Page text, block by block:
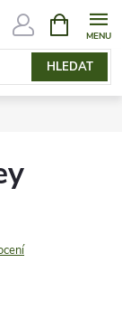
HLEDAT
NÁKUPNÍ
KOŠÍK